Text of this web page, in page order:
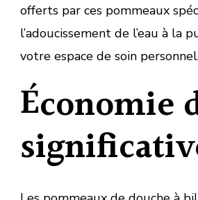
offerts par ces pommeaux
l’adoucissement de l’eau à la
votre espace de soin
Économie